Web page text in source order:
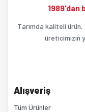
Ürün
Bu ürüne benzer
1989'dan
Tarımda kaliteli
üreticimizin
Alışveriş
Tüm Ürünler